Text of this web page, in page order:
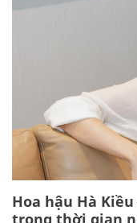
Hoa hậu Hà
trong thời gian